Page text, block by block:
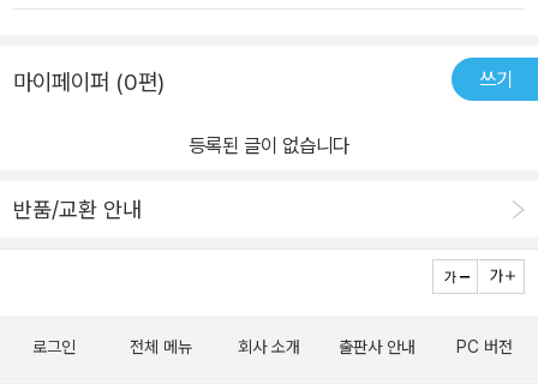
서 자꾸 뿌리를 만들려고 하잖아. 그게 바로 티눈이래.' (본문 21p)나
뜻함과 포근함을 알게 된 향이는 세상에서 가장 멋진 ’자연’이라는 소
중한 친구를 얻게 되었다. 실제로 존재하고 있는 덕동마을을 배경으
로 한 따뜻함과 순수함이 느껴지는 <<나무아이>>는 나무와이야기
갖게 한다.'엄마, 근데 이 소나무를 보니까 기분이 이사해. 뭔가 자꾸
고.....''향이도 그래? 엄마도 이 숲에 들어오면 늘 그래. 자꾸 그리운
타날 것처럼.' (본문 105p)이 마음은 자연 속에서 누구나 느끼는 그리
얘기와 열살이 넘으면 나무의 시간에 있었던 일을 기억하지 못한다는
작가는 우리에게 사람들의 마음을 가꾸는 나무와 사람들이 어울려 함
초등 중학년 이상이면 재미있게 읽을 수 있는 도서이고,그림도 재미
재미가 있다. 조금의 아쉬운 점은 속지 그림이 도토리가 아니라 솔방
마이페이퍼 (0편) 쓰기
등록된 글이 없습니다
반품/교환 안내
로그인 전체 메뉴 회사 소개 출판사 안내 PC 버전